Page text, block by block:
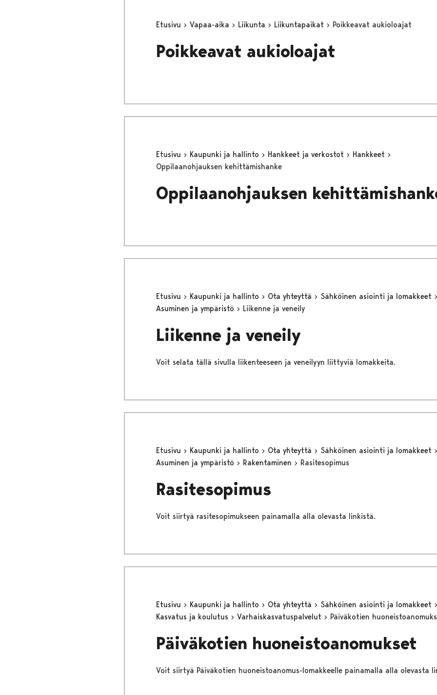
Etusivu Vapaa-aika Liikunta Liikuntapaikat Poikkeavat aukioloajat
Poikkeavat aukioloajat
Etusivu Kaupunki ja hallinto Hankkeet ja verkostot
Hankkeet
Oppilaanohjauksen kehittämishanke
Oppilaanohjauksen
Etusivu Kaupunki ja hallinto Ota yhteyttä
Sähköinen asiointi ja lomakkeet
Asuminen ja ympäristö
Liikenne ja veneily
Liikenne ja veneily
Voit selata tällä sivulla liikenteeseen ja veneilyyn liittyviä lomakkeita.
Etusivu Kaupunki ja hallinto Ota yhteyttä
Sähköinen asiointi ja lomakkeet
Asuminen ja ympäristö
Rakentaminen Rasitesopimus
Rasitesopimus
Voit siirtyä rasitesopimukseen painamalla alla olevasta linkistä.
Etusivu Kaupunki ja hallinto Ota yhteyttä
Sähköinen asiointi ja lomakkeet
Kasvatus ja koulutus
Varhaiskasvatuspalvelut Päiväkotien
Päiväkotien huoneistoanomukset
Voit siirtyä Päiväkotien huoneistoanomus-lomakkeelle painamalla alla olevasta